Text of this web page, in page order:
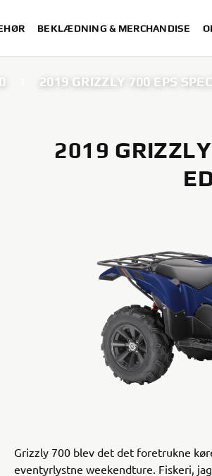
BEKLÆDNING & MERCHANDISE
2019 GRIZZLY 700 EPS
2019
Grizzly 700 blev det det foretrukne
eventyrlystne weekendture. Fiskeri,